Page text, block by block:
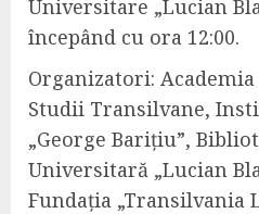
Universitare „Lucian
începând cu ora 12:00.
Organizatori:
Studii Transilvane,
„George Barițiu”,
Universitară „Lucian
Fundația „Transilvania